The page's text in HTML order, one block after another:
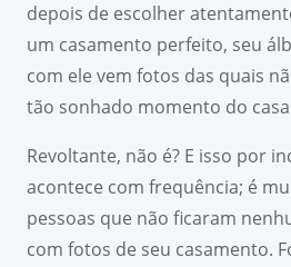
depois de escolher
um casamento perfeito, seu
com ele vem fotos das quais
tão sonhado momento do
Revoltante, não é? E isso por
acontece com frequência; é
pessoas que não ficaram
com fotos de seu casamento.